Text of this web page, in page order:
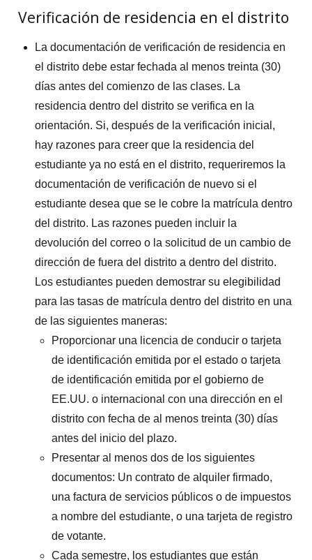
Verificación de residencia en el distrito
La documentación de verificación de residencia en
el distrito debe estar fechada al menos treinta (30)
días antes del comienzo de las clases. La
residencia dentro del distrito se verifica en la
orientación. Si, después de la verificación inicial,
hay razones para creer que la residencia del
estudiante ya no está en el distrito, requeriremos la
documentación de verificación de nuevo si el
estudiante desea que se le cobre la matrícula dentro
del distrito. Las razones pueden incluir la
devolución del correo o la solicitud de un cambio de
dirección de fuera del distrito a dentro del distrito.
Los estudiantes pueden demostrar su elegibilidad
para las tasas de matrícula dentro del distrito en una
de las siguientes maneras:
Proporcionar una licencia de conducir o tarjeta
de identificación emitida por el estado o tarjeta
de identificación emitida por el gobierno de
EE.UU. o internacional con una dirección en el
distrito con fecha de al menos treinta (30) días
antes del inicio del plazo.
Presentar al menos dos de los siguientes
documentos: Un contrato de alquiler firmado,
una factura de servicios públicos o de impuestos
a nombre del estudiante, o una tarjeta de registro
de votante.
Cada semestre, los estudiantes que están